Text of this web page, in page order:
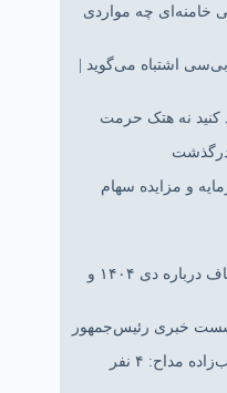
خامنه‌ای چه مواردی
اشتباه می‌گوید |
کنید نه هتک حرمت
و مزایده سهام
پاسخ رئیس جمهور به سوال خبرنگار انصاف درباره دی ۱۴۰۴ و
خبری رئیس‌جمهور
آخرین خبر از پرونده‌ی قتل حمیدرضا رجب‌زاده مداح: ۴ نفر